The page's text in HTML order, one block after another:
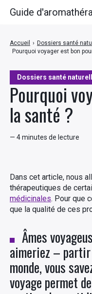
Dossiers santé
Pourquoi
la santé ?
— 4 minutes de lecture
Accueil › Dossiers santé
Pourquoi voyager est bon
Dans cet article, nous
thérapeutiques de
médicinales. Pour que
que la qualité de ces
Âmes
aimeriez – partir
monde, vous
voyage permet
Guide
Plantes médicinales
Huiles végétales
Hydrolats
Recettes